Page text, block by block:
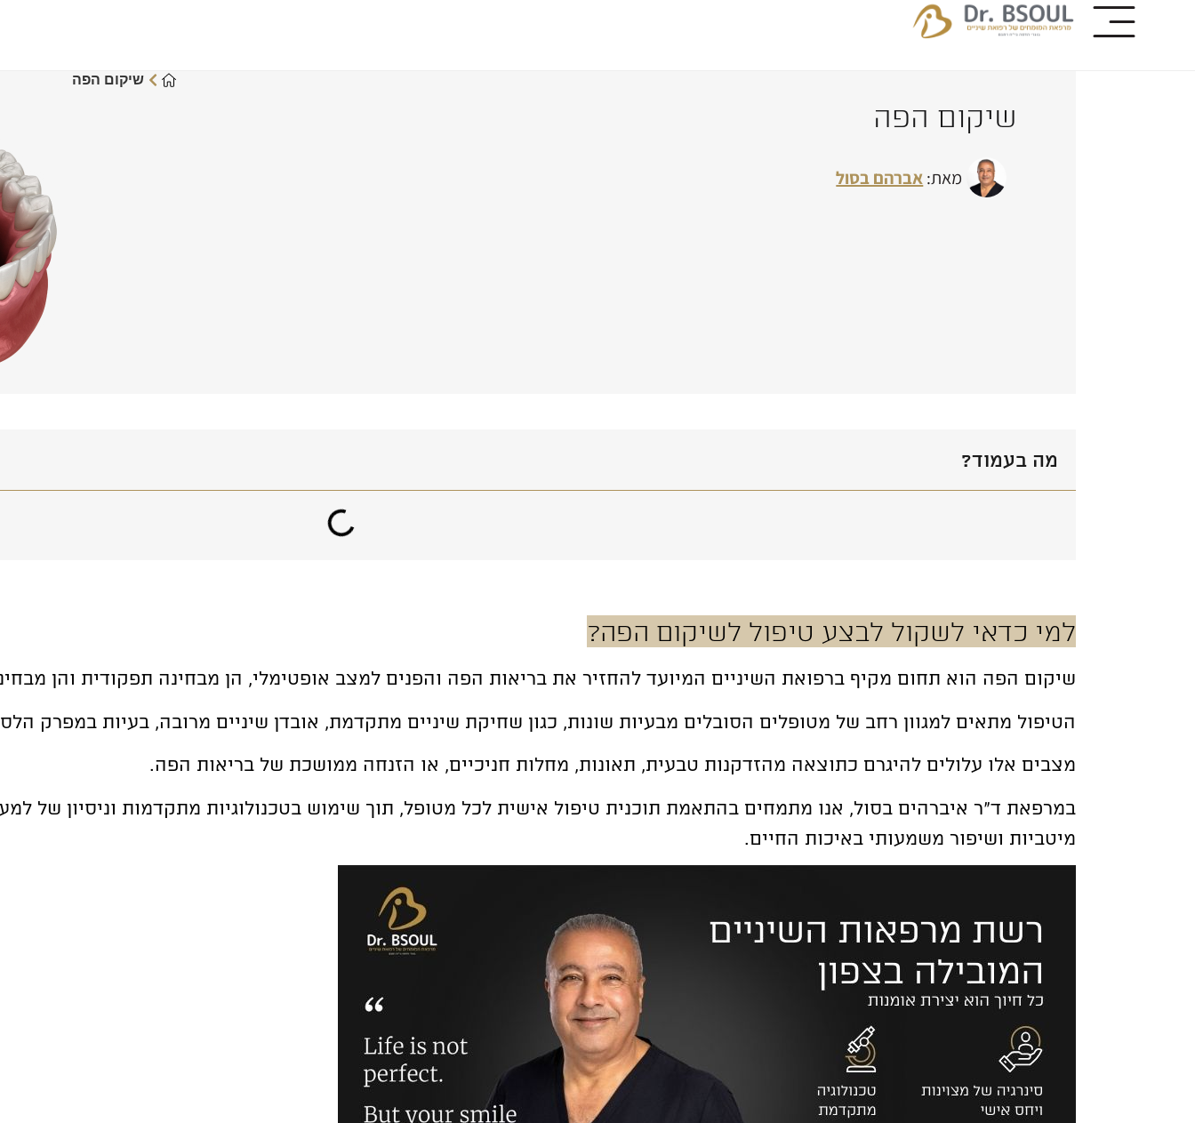
שיקום הפה
מאת:אברהם בסול
שיקום הפה
למי כדאי לשקול לבצע טיפול לשיקום הפה?
שיקום הפה הוא תחום מקיף ברפואת השיניים המיועד להחזיר את בריאות הפה והפנים למצב אופטימלי, הן מבחינה תפקודית והן
הטיפול מתאים למגוון רחב של מטופלים הסובלים מבעיות שונות, כגון שחיקת שיניים מתקדמת, אובדן שיניים מרובה, בעיות במפרק
מצבים אלו עלולים להיגרם כתוצאה מהזדקנות טבעית, תאונות, מחלות חניכיים, או הזנחה ממושכת של בריאות הפה.
מיטביות ושיפור משמעותי באיכות החיים.
מה בעמוד?